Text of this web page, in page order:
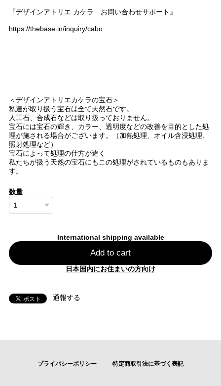
『デザインアトリエ カケラ お問い合わせサポート』
https://thebase.in/inquiry/cabo
＜デザインアトリエカケラの宝石＞
私達が取り扱う宝石は全て天然石です。
人工石、合成石などは取り扱っておりません。
宝石には宝石の輝き、カラー、透明度などの改善を目的とした処
理が施される場合がございます。（加熱処理、オイル含浸処理、
照射処理など）
宝石によって処理の仕方が違く
私たちが扱う天然の宝石にもこの処理がされているものもありま
す。
数量
International shipping available
Add to cart
日本国内にお住まいの方向け
通報する
プライバシーポリシー 特定商取引法に基づく表記